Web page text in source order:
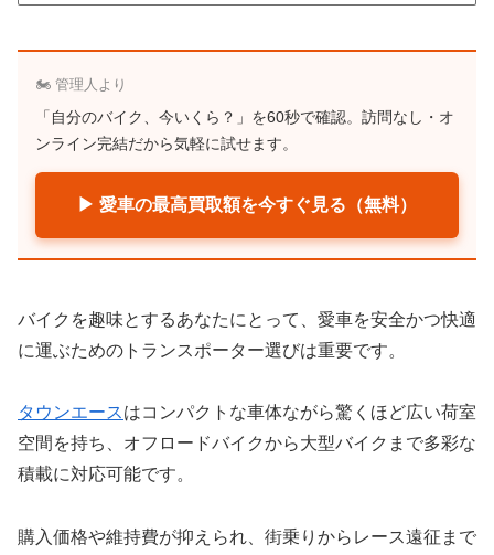
🏍️ 管理人より
「自分のバイク、今いくら？」を60秒で確認。訪問なし・オ
ンライン完結だから気軽に試せます。
▶ 愛車の最高買取額を今すぐ見る（無料）
バイクを趣味とするあなたにとって、愛車を安全かつ快適
に運ぶためのトランスポーター選びは重要です。
タウンエースはコンパクトな車体ながら驚くほど広い荷室
空間を持ち、オフロードバイクから大型バイクまで多彩な
積載に対応可能です。
購入価格や維持費が抑えられ、街乗りからレース遠征まで